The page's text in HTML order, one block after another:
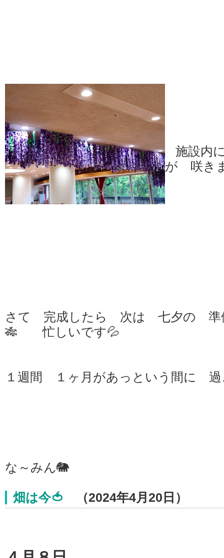
施設内
が 咲き
さて 完成したら 次は 七夕の 準
🎋 忙しいです💦
１週間 １ヶ月があっという間に 過
な～みん🐘
畑は今🍅 （2024年4月20日）